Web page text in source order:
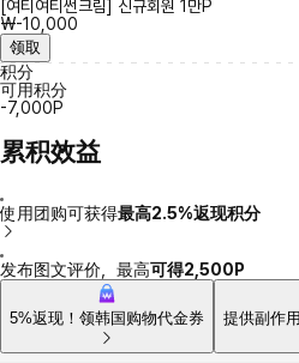
[여티여티썬크림] 신규회원 1만P
₩-10,000
领取
积分
可用积分
-7,000P
累积效益
使用团购可获得最高2.5%返现积分
发布图文评价，最高可得2,500P
5%返现！领韩国购物代金券 提供副作